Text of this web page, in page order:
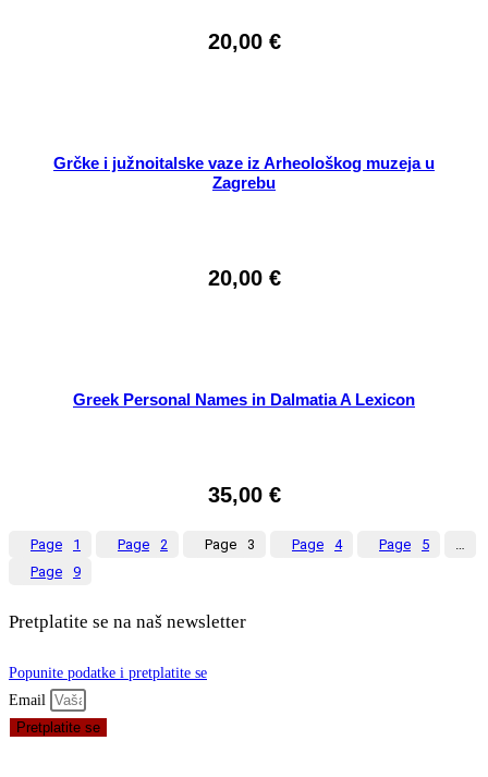
20,00 €
Grčke i južnoitalske vaze iz Arheološkog muzeja u
Zagrebu
20,00 €
Greek Personal Names in Dalmatia A Lexicon
35,00 €
Page 1 Page 2 Page 3 Page 4 Page 5
Page
9
Pretplatite se na naš newsletter
Popunite podatke i pretplatite se
Email
Pretplatite se